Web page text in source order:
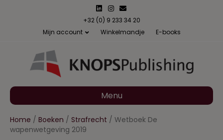
n
n
s
a
m
m
a
l
+32 (0) 9 233 34 20
Mijn account
Winkelmandje E-books
Menu
Home / Boeken / Strafrecht / Wetboek De
wapenwetgeving 2019